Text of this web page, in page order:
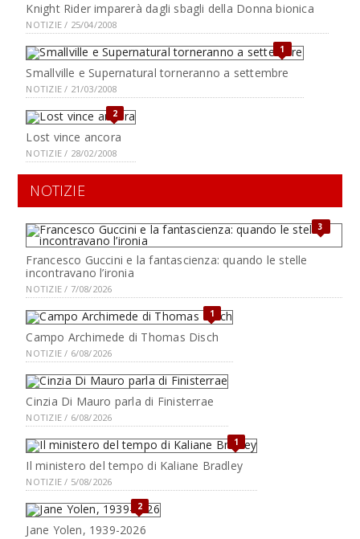
Knight Rider imparerà dagli sbagli della Donna bionica
NOTIZIE / 25/04/2008
1
Smallville e Supernatural torneranno a settembre
NOTIZIE / 21/03/2008
2
Lost vince ancora
NOTIZIE / 28/02/2008
NOTIZIE
3
Francesco Guccini e la fantascienza: quando le stelle
incontravano l’ironia
NOTIZIE / 7/08/2026
1
Campo Archimede di Thomas Disch
NOTIZIE / 6/08/2026
Cinzia Di Mauro parla di Finisterrae
NOTIZIE / 6/08/2026
1
Il ministero del tempo di Kaliane Bradley
NOTIZIE / 5/08/2026
2
Jane Yolen, 1939-2026